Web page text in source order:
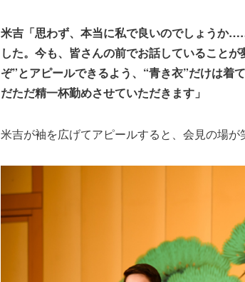
米吉「思わず、本当に私で良いのでしょうか
した。今も、皆さんの前でお話していること
ぞ”とアピールできるよう、“青き衣”だけは着
だただ精一杯勤めさせていただきます」
米吉が袖を広げてアピールすると、会見の場が